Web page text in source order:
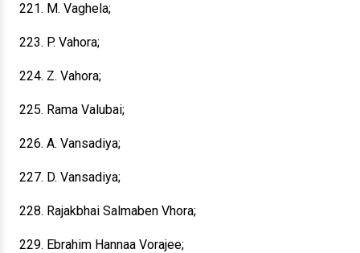
221. M. Vaghela;
223. P. Vahora;
224. Z. Vahora;
225. Rama Valubai;
226. A. Vansadiya;
227. D. Vansadiya;
228. Rajakbhai Salmaben Vhora;
229. Ebrahim Hannaa Vorajee;